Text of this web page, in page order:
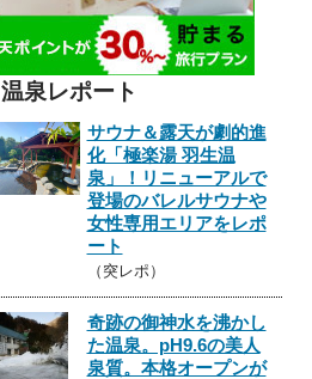
温泉レポート
サウナ＆露天が劇的進
化「極楽湯 羽生温
泉」！リニューアルで
登場のバレルサウナや
女性専用エリアをレポ
ート
（突レポ）
奇跡の御神水を沸かし
た温泉。pH9.6の美人
泉質。本格オープンが